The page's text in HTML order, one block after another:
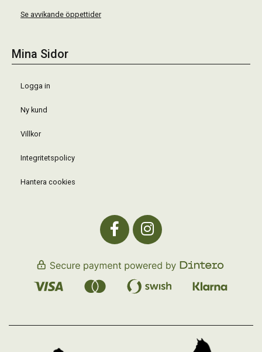
Se avvikande öppettider
Mina Sidor
Logga in
Ny kund
Villkor
Integritetspolicy
Hantera cookies